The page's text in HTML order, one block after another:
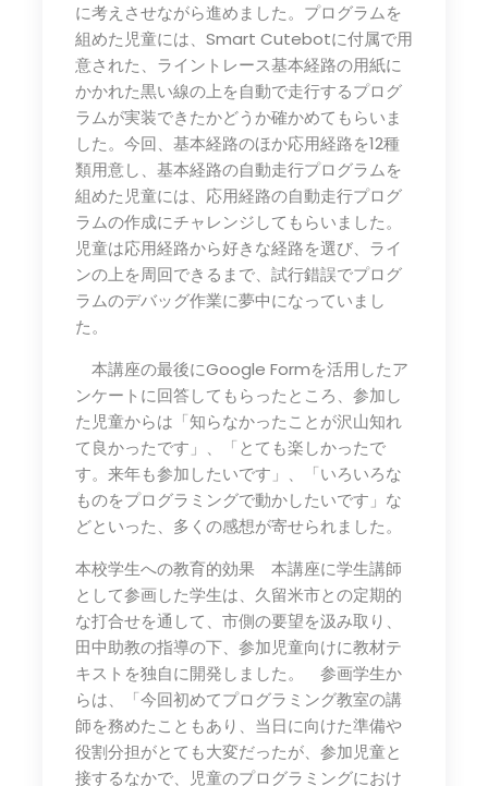
に考えさせながら進めました。プログラムを
組めた児童には、Smart Cutebotに付属で用
意された、ライントレース基本経路の用紙に
かかれた黒い線の上を自動で走行するプログ
ラムが実装できたかどうか確かめてもらいま
した。今回、基本経路のほか応用経路を12種
類用意し、基本経路の自動走行プログラムを
組めた児童には、応用経路の自動走行プログ
ラムの作成にチャレンジしてもらいました。
児童は応用経路から好きな経路を選び、ライ
ンの上を周回できるまで、試行錯誤でプログ
ラムのデバッグ作業に夢中になっていまし
た。
本講座の最後にGoogle Formを活用したア
ンケートに回答してもらったところ、参加し
た児童からは「知らなかったことが沢山知れ
て良かったです」、「とても楽しかったで
す。来年も参加したいです」、「いろいろな
ものをプログラミングで動かしたいです」な
どといった、多くの感想が寄せられました。
本校学生への教育的効果 本講座に学生講師
として参画した学生は、久留米市との定期的
な打合せを通して、市側の要望を汲み取り、
田中助教の指導の下、参加児童向けに教材テ
キストを独自に開発しました。 参画学生か
らは、「今回初めてプログラミング教室の講
師を務めたこともあり、当日に向けた準備や
役割分担がとても大変だったが、参加児童と
接するなかで、児童のプログラミングにおけ